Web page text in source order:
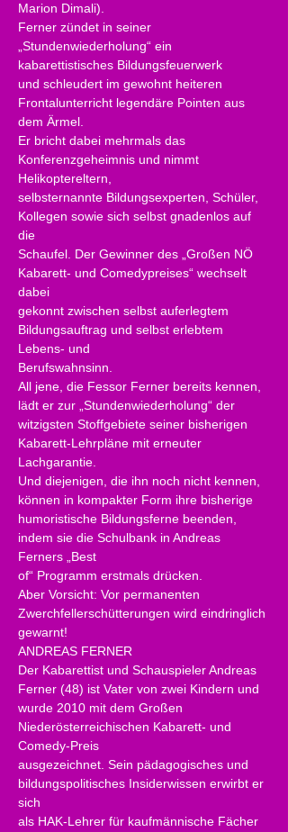
Marion Dimali).
Ferner zündet in seiner
„Stundenwiederholung“ ein
kabarettistisches Bildungsfeuerwerk
und schleudert im gewohnt heiteren
Frontalunterricht legendäre Pointen aus
dem Ärmel.
Er bricht dabei mehrmals das
Konferenzgeheimnis und nimmt
Helikoptereltern,
selbsternannte Bildungsexperten, Schüler,
Kollegen sowie sich selbst gnadenlos auf
die
Schaufel. Der Gewinner des „Großen NÖ
Kabarett- und Comedypreises“ wechselt
dabei
gekonnt zwischen selbst auferlegtem
Bildungsauftrag und selbst erlebtem
Lebens- und
Berufswahnsinn.
All jene, die Fessor Ferner bereits kennen,
lädt er zur „Stundenwiederholung“ der
witzigsten Stoffgebiete seiner bisherigen
Kabarett-Lehrpläne mit erneuter
Lachgarantie.
Und diejenigen, die ihn noch nicht kennen,
können in kompakter Form ihre bisherige
humoristische Bildungsferne beenden,
indem sie die Schulbank in Andreas
Ferners „Best
of“ Programm erstmals drücken.
Aber Vorsicht: Vor permanenten
Zwerchfellerschütterungen wird eindringlich
gewarnt!
ANDREAS FERNER
Der Kabarettist und Schauspieler Andreas
Ferner (48) ist Vater von zwei Kindern und
wurde 2010 mit dem Großen
Niederösterreichischen Kabarett- und
Comedy-Preis
ausgezeichnet. Sein pädagogisches und
bildungspolitisches Insiderwissen erwirbt er
sich
als HAK-Lehrer für kaufmännische Fächer